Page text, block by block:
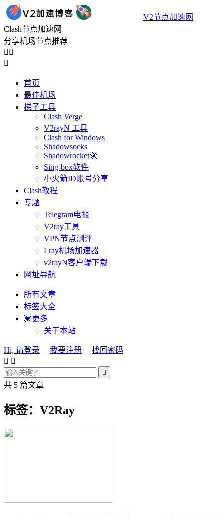
V2节点加速网
Clash节点加速网
分享机场节点推荐
 

首页
最佳机场
梯子工具
Clash Verge
V2rayN 工具
Clash for Windows
Shadowsocks
Shadowrocket🚀
Sing-box软件
小火箭ID账号分享
Clash教程
专题
Telegram电报
V2ray工具
VPN节点测评
Lray机场加速器
v2rayN客户端下载
网址导航
所有文章
标签大全
💓更多
关于本站
Hi, 请登录 我要注册
找回密码
 

共 5 篇文章
标签：V2Ray